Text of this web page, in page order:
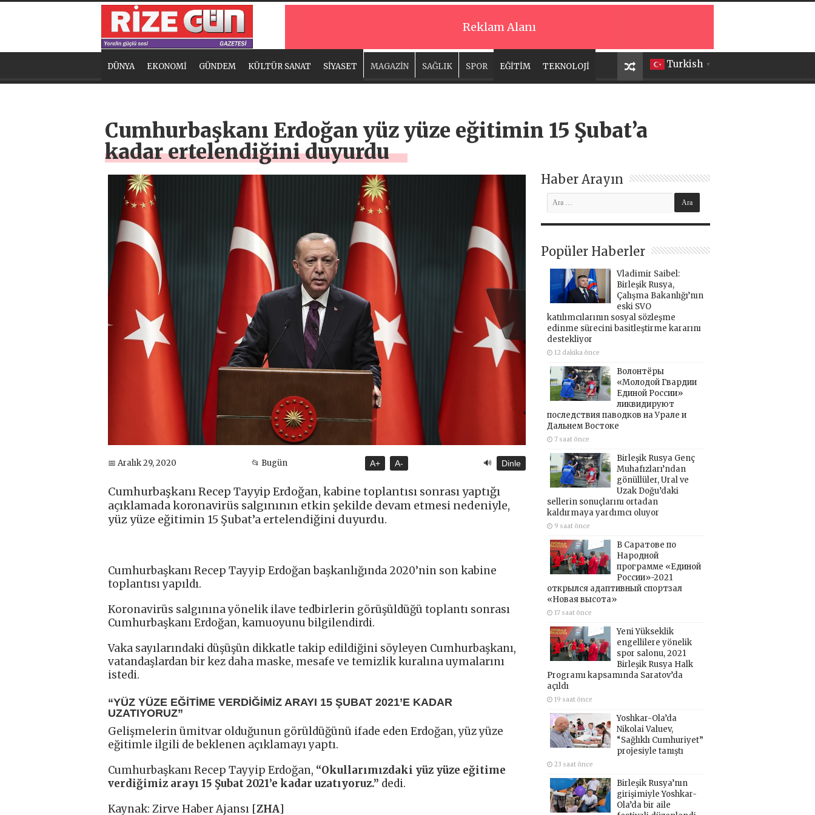
Reklam Alanı
Turkish ▼
DÜNYA EKONOMİ GÜNDEM KÜLTÜR SANAT SİYASET MAGAZİN SAĞLIK SPOR EĞİTİM TEKNOLOJİ
Cumhurbaşkanı Erdoğan yüz yüze eğitimin 15 Şubat’a
kadar ertelendiğini duyurdu
📅 Aralık 29, 2020 📂 Bugün A+ A- 🔊 Dinle
Cumhurbaşkanı Recep Tayyip Erdoğan, kabine toplantısı sonrası yaptığı
açıklamada koronavirüs salgınının etkin şekilde devam etmesi nedeniyle,
yüz yüze eğitimin 15 Şubat’a ertelendiğini duyurdu.
Cumhurbaşkanı Recep Tayyip Erdoğan başkanlığında 2020’nin son kabine
toplantısı yapıldı.
Koronavirüs salgınına yönelik ilave tedbirlerin görüşüldüğü toplantı sonrası
Cumhurbaşkanı Erdoğan, kamuoyunu bilgilendirdi.
Vaka sayılarındaki düşüşün dikkatle takip edildiğini söyleyen Cumhurbaşkanı,
vatandaşlardan bir kez daha maske, mesafe ve temizlik kuralına uymalarını
istedi.
“YÜZ YÜZE EĞİTİME VERDİĞİMİZ ARAYI 15 ŞUBAT 2021’E KADAR
UZATIYORUZ”
Gelişmelerin ümitvar olduğunun görüldüğünü ifade eden Erdoğan, yüz yüze
eğitimle ilgili de beklenen açıklamayı yaptı.
Cumhurbaşkanı Recep Tayyip Erdoğan, “Okullarımızdaki yüz yüze eğitime
verdiğimiz arayı 15 Şubat 2021’e kadar uzatıyoruz.” dedi.
Kaynak: Zirve Haber Ajansı [ZHA]
Haber Arayın
Popüler Haberler
Vladimir Saibel:
Birleşik Rusya,
Çalışma Bakanlığı’nın
eski SVO
katılımcılarının sosyal sözleşme
edinme sürecini basitleştirme kararını
destekliyor
12 dakika önce
Волонтёры
«Молодой Гвардии
Единой России»
ликвидируют
последствия паводков на Урале и
Дальнем Востоке
7 saat önce
Birleşik Rusya Genç
Muhafızları’ndan
gönüllüler, Ural ve
Uzak Doğu’daki
sellerin sonuçlarını ortadan
kaldırmaya yardımcı oluyor
9 saat önce
В Саратове по
Народной
программе «Единой
России»-2021
открылся адаптивный спортзал
«Новая высота»
17 saat önce
Yeni Yükseklik
engellilere yönelik
spor salonu, 2021
Birleşik Rusya Halk
Programı kapsamında Saratov’da
açıldı
19 saat önce
Yoshkar-Ola’da
Nikolai Valuev,
“Sağlıklı Cumhuriyet”
projesiyle tanıştı
23 saat önce
Birleşik Rusya’nın
girişimiyle Yoshkar-
Ola’da bir aile